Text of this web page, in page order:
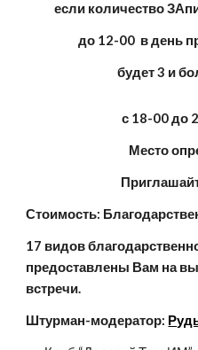
если количество
до 12-00  в день
будет 3 и
с 18-00 до
Место
Стоимость:
17 видов
предоставлены Вам на
встречи.
Штурман-модератор: